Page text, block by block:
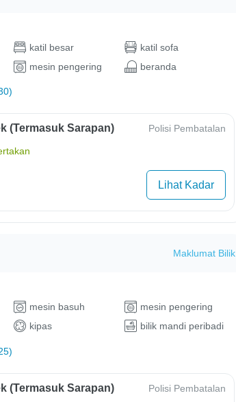
katil besar
katil sofa
mesin pengering beranda
(Termasuk Sarapan) Polisi Pembatalan
Lihat Kadar
Maklumat Bilik
mesin basuh
mesin pengering
kipas bilik mandi peribadi
(Termasuk Sarapan) Polisi Pembatalan